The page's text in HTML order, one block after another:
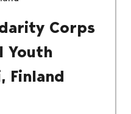
Corps
Youth
Finland